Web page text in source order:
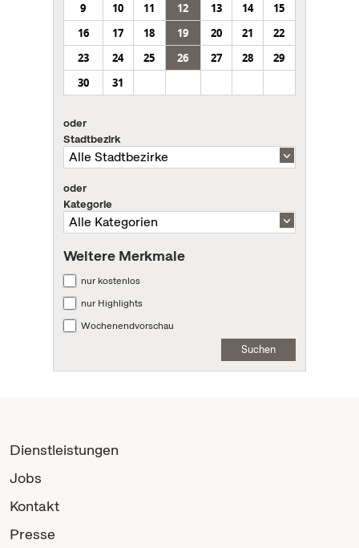
9
10 11 12 13 14
15
16
17 18 19 20 21
22
23
24 25 26 27 28
29
30
31
oder
Stadtbezirk
oder
Kategorie
Weitere Merkmale
nur kostenlos
nur Highlights
Wochenendvorschau
Suchen
Dienstleistungen
Jobs
Kontakt
Presse